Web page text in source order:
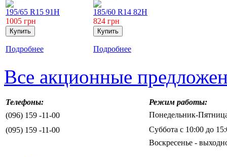
195/65 R15 91H
1005 грн
Подробнее
185/60 R14 82H
824 грн
Подробнее
Все акционные
Телефоны:
Режим работы:
(096) 159 -11-00
Понедельник-
(095) 159 -11-00
Суббота с 10:00 до
Воскресенье -